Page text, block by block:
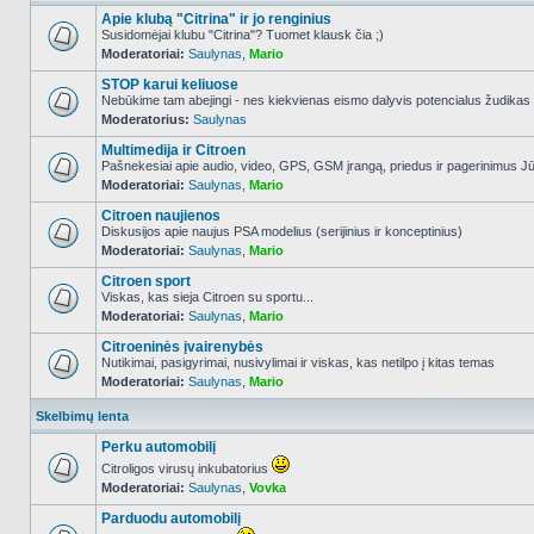
NO_UNREAD_POSTS
Apie klubą "Citrina" ir jo renginius
Susidomėjai klubu "Citrina"? Tuomet klausk čia ;)
Moderatoriai: Saulynas Mario
NO_UNREAD_POSTS
STOP karui keliuose
Nebūkime tam abejingi - nes kiekvienas eismo dalyvis potencialus žudikas
Moderatorius: Saulynas
NO_UNREAD_POSTS
Multimedija ir Citroen
Pašnekesiai apie audio, video, GPS, GSM įrangą, priedus ir pagerinimus
Moderatoriai: Saulynas Mario
NO_UNREAD_POSTS
Citroen naujienos
Diskusijos apie naujus PSA modelius (serijinius ir konceptinius)
Moderatoriai: Saulynas Mario
NO_UNREAD_POSTS
Citroen sport
Viskas, kas sieja Citroen su sportu...
Moderatoriai: Saulynas Mario
NO_UNREAD_POSTS
Citroeninės įvairenybės
Nutikimai, pasigyrimai, nusivylimai ir viskas, kas netilpo į kitas temas
Moderatoriai: Saulynas Mario
Skelbimų lenta
NO_UNREAD_POSTS
Perku automobilį
Citroligos virusų inkubatorius
Moderatoriai: Saulynas Vovka
Parduodu automobilį